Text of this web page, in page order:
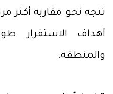
تتجه نحو مقاربة أكثر
أهداف الاستقرار
والمنطقة.